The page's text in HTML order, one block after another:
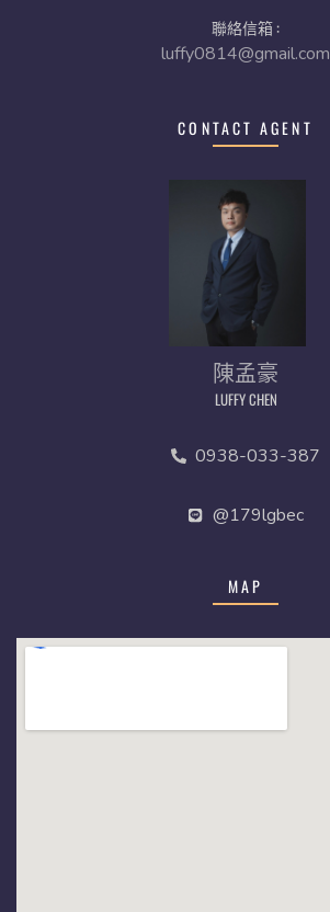
聯絡信箱 :
luffy0814@gmail.com
CONTACT AGENT
陳孟豪
LUFFY CHEN
0938-033-387
@179lgbec
MAP